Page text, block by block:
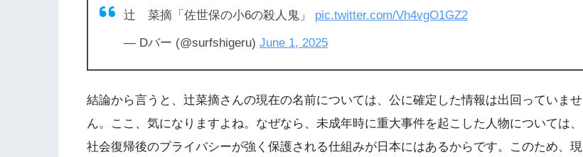
辻 菜摘「佐世保の小6の殺人鬼」 pic.twitter.com/Vh4vgO1GZ2
— Dバー (@surfshigeru) June 1, 2025
結論から言うと、辻菜摘さんの現在の名前については、公に確定した情報は出回っていませ
ん。ここ、気になりますよね。なぜなら、未成年時に重大事件を起こした人物については、
社会復帰後のプライバシーが強く保護される仕組みが日本にはあるからです。このため、現